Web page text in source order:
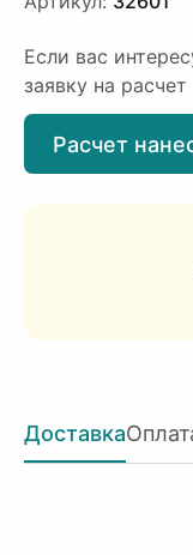
Если вас
заявку на расчет
Расчет
Доставка